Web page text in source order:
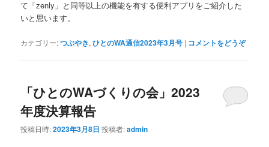
て「zenly」と同等以上の機能を有する便利アプリをご紹介した
いと思います。
カテゴリー:つぶやき,ひとのWA通信2023年3月号 | コメントをどうぞ
「ひとのWAづくりの会」2023
年度決算報告
投稿日時:2023年3月8日 投稿者:admin